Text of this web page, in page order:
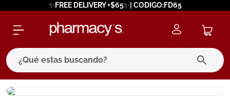
✨FREE DELIVERY +$65✨| CODIGO:FD65
¿Qué estas buscando?
términos más buscados